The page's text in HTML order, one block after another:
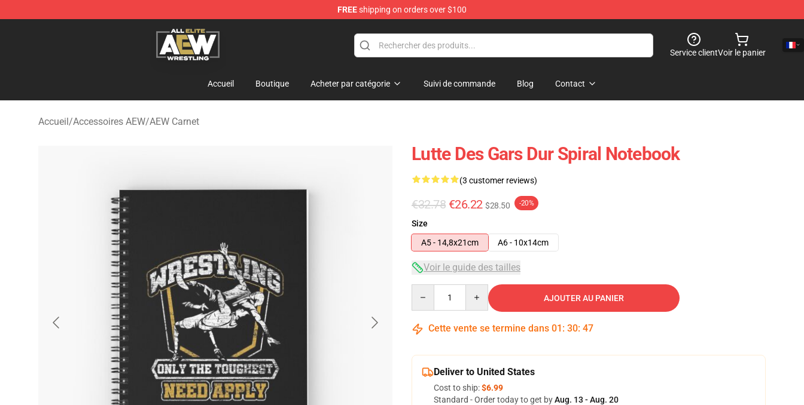
FREEshipping on orders over $100
Aew Shop ⚡️ Official Aew Merchandise Store
Service clientVoir le panier
Accueil Boutique Acheter par catégorie Suivi de commande Blog Contact
Accueil/Accessoires AEW/AEW Carnet
Lutte Des Gars Dur Spiral Notebook
(3 customer reviews)
€32.78 €26.22 $28.50 -20%
Size
A5 - 14,8x21cm
A6 - 10x14cm
Voir le guide des tailles
AJOUTER AU PANIER
Cette vente se termine dans 01 : 30: 46
Deliver to United States
Cost to ship:$6.99
Standard - Order today to get byAug. 13 - Aug. 20